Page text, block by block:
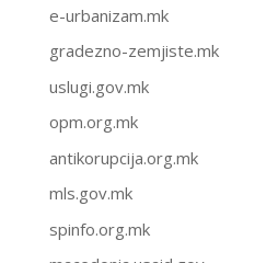
e-urbanizam.mk
gradezno-zemjiste.mk
uslugi.gov.mk
opm.org.mk
antikorupcija.org.mk
mls.gov.mk
spinfo.org.mk